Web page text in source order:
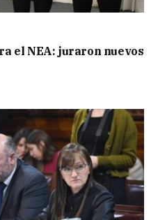
el NEA: juraron nuevos